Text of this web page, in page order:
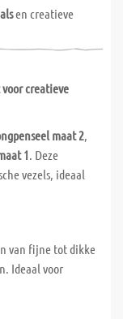
en creatieve
creatieve
maat 2,
1. Deze
vezels, ideaal
van fijne tot dikke
Ideaal voor